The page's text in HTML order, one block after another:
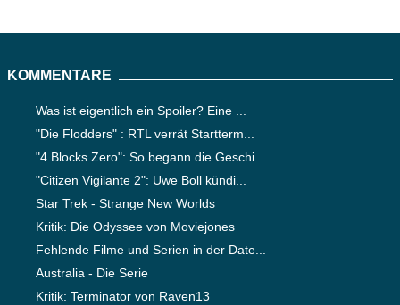
KOMMENTARE
Was ist eigentlich ein Spoiler? Eine ...
"Die Flodders" : RTL verrät Startterm...
"4 Blocks Zero": So begann die Geschi...
"Citizen Vigilante 2": Uwe Boll kündi...
Star Trek - Strange New Worlds
Kritik: Die Odyssee von Moviejones
Fehlende Filme und Serien in der Date...
Australia - Die Serie
Kritik: Terminator von Raven13